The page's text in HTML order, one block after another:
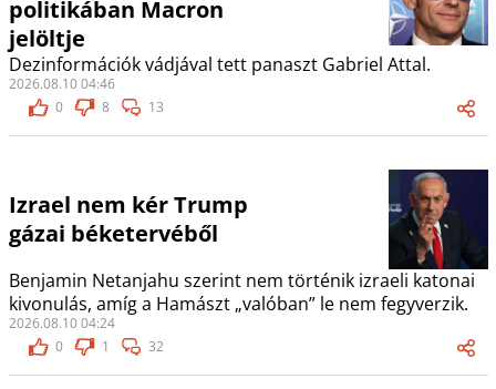
politikában Macron
jelöltje
Dezinformációk vádjával tett panaszt Gabriel Attal.
2026.08.10 04:46
0
8 13
Izrael nem kér Trump
gázai béketervéből
Benjamin Netanjahu szerint nem történik izraeli katonai
kivonulás, amíg a Hamászt „valóban” le nem fegyverzik.
2026.08.10 04:24
0
1 32